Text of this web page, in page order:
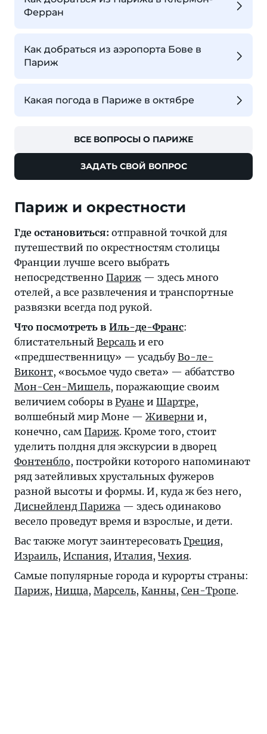
Ферран
Как добраться из аэропорта Бове в
Париж
Какая погода в Париже в октябре
ВСЕ ВОПРОСЫ О ПАРИЖЕ
ЗАДАТЬ СВОЙ ВОПРОС
Париж и окрестности
Где остановиться: отправной точкой для
путешествий по окрестностям столицы
Франции лучше всего выбрать
непосредственно Париж — здесь много
отелей, а все развлечения и транспортные
развязки всегда под рукой.
Что посмотреть в Иль-де-Франс:
блистательный Версаль и его
«предшественницу» — усадьбуВо-ле-
Виконт, «восьмое чудо света» — аббатство
Мон-Сен-Мишель, поражающие своим
величием соборы в Руане и Шартре,
волшебный мир Моне — Живерни и,
конечно, сам Париж. Кроме того, стоит
уделить полдня для экскурсии в дворец
Фонтенбло, постройки которого напоминают
ряд затейливых хрустальных фужеров
разной высоты и формы. И, куда ж без него,
Диснейленд Парижа — здесь одинаково
весело проведут время и взрослые, и дети.
Вас также могут заинтересовать Греция,
Израиль, Испания, Италия, Чехия.
Самые популярные города и курорты страны:
Париж, Ницца, Марсель, Канны, Сен-Тропе.